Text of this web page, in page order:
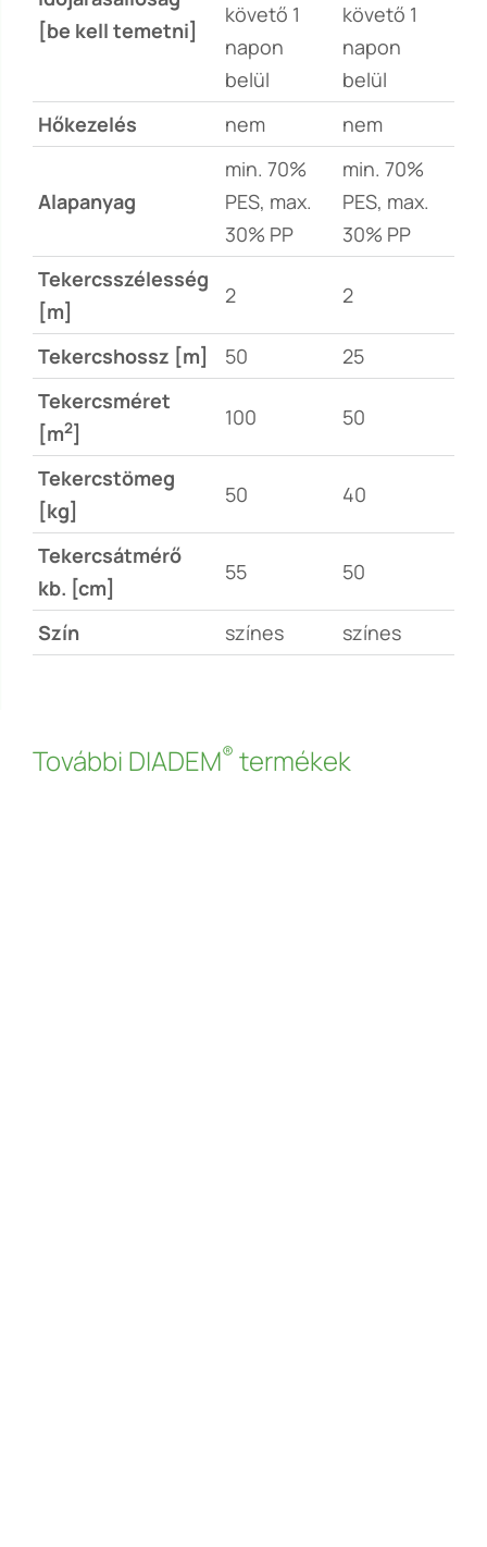
[be kell temetni]
követő 1
napon
belül
követő 1
napon
belül
Hőkezelés
nem nem
Alapanyag
min. 70%
PES, max.
30% PP
min. 70%
PES, max.
30% PP
Tekercsszélesség
[m]
2 2
Tekercshossz [m] 50
25
Tekercsméret
[m2]
100 50
Tekercstömeg
[kg]
50 40
Tekercsátmérő
kb. [cm]
55 50
Szín színes színes
További DIADEM® termékek